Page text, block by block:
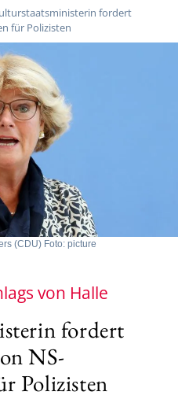
fordert
für Polizisten
(CDU) Foto: picture
von Halle
fordert
NS-
Polizisten